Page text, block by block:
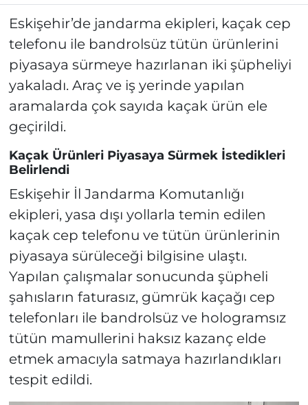
Eskişehir’de jandarma ekipleri, kaçak cep
telefonu ile bandrolsüz tütün ürünlerini
piyasaya sürmeye hazırlanan iki şüpheliyi
yakaladı. Araç ve iş yerinde yapılan
aramalarda çok sayıda kaçak ürün ele
geçirildi.
Kaçak Ürünleri Piyasaya Sürmek İstedikleri
Belirlendi
Eskişehir İl Jandarma Komutanlığı
ekipleri, yasa dışı yollarla temin edilen
kaçak cep telefonu ve tütün ürünlerinin
piyasaya sürüleceği bilgisine ulaştı.
Yapılan çalışmalar sonucunda şüpheli
şahısların faturasız, gümrük kaçağı cep
telefonları ile bandrolsüz ve hologramsız
tütün mamullerini haksız kazanç elde
etmek amacıyla satmaya hazırlandıkları
tespit edildi.